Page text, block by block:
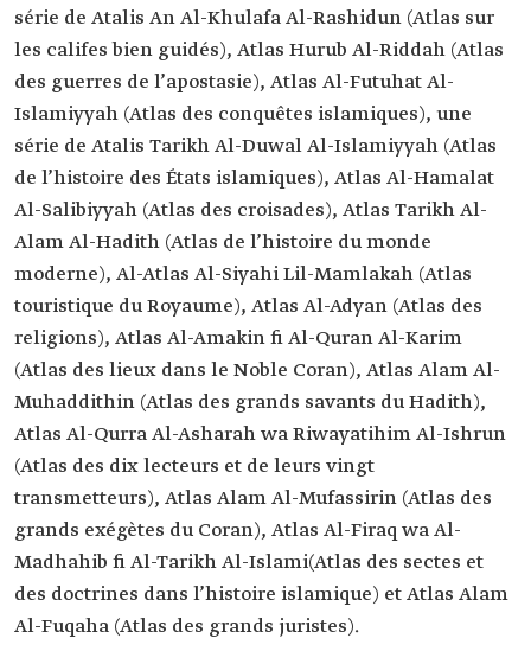
série de Atalis An Al-Khulafa Al-Rashidun (Atlas sur
les califes bien guidés), Atlas Hurub Al-Riddah (Atlas
des guerres de l’apostasie), Atlas Al-Futuhat Al-
Islamiyyah (Atlas des conquêtes islamiques), une
série de Atalis Tarikh Al-Duwal Al-Islamiyyah (Atlas
de l’histoire des États islamiques), Atlas Al-Hamalat
Al-Salibiyyah (Atlas des croisades), Atlas Tarikh Al-
Alam Al-Hadith (Atlas de l’histoire du monde
moderne), Al-Atlas Al-Siyahi Lil-Mamlakah (Atlas
touristique du Royaume), Atlas Al-Adyan (Atlas des
religions), Atlas Al-Amakin fi Al-Quran Al-Karim
(Atlas des lieux dans le Noble Coran), Atlas Alam Al-
Muhaddithin (Atlas des grands savants du Hadith),
Atlas Al-Qurra Al-Asharah wa Riwayatihim Al-Ishrun
(Atlas des dix lecteurs et de leurs vingt
transmetteurs), Atlas Alam Al-Mufassirin (Atlas des
grands exégètes du Coran), Atlas Al-Firaq wa Al-
Madhahib fi Al-Tarikh Al-Islami(Atlas des sectes et
des doctrines dans l’histoire islamique) et Atlas Alam
Al-Fuqaha (Atlas des grands juristes).